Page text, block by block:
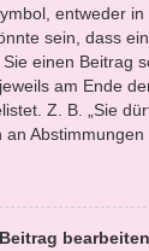
entweder
sein, dass
einen Beitrag
am Ende
Z. B. „Sie
an